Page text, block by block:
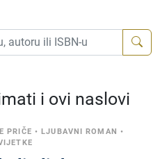
i ovi naslovi
PRIČE •LJUBAVNI ROMAN •